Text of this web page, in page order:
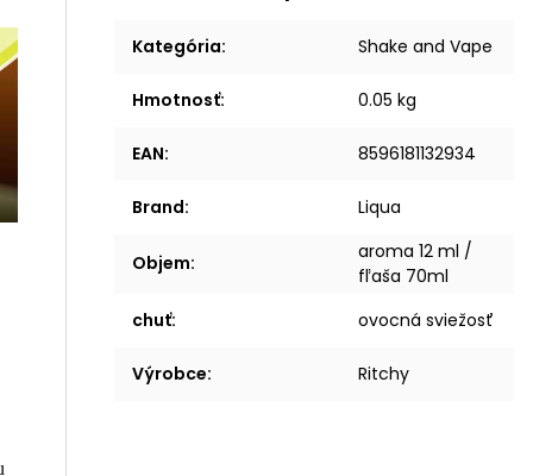
Kategória: Shake and Vape
Hmotnosť: 0.05 kg
EAN: 8596181132934
Brand: Liqua
Objem:
aroma 12 ml /
fľaša 70ml
chuť: ovocná sviežosť
Výrobce: Ritchy